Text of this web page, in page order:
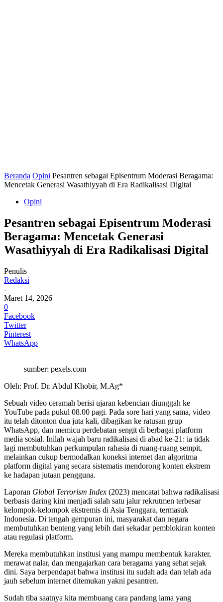
Beranda Opini Pesantren sebagai Episentrum Moderasi Beragama:
Mencetak Generasi Wasathiyyah di Era Radikalisasi Digital
Opini
Pesantren sebagai Episentrum Moderasi
Beragama: Mencetak Generasi
Wasathiyyah di Era Radikalisasi Digital
Penulis
Redaksi
-
Maret 14, 2026
0
Facebook
Twitter
Pinterest
WhatsApp
sumber: pexels.com
Oleh: Prof. Dr. Abdul Khobir, M.Ag*
Sebuah video ceramah berisi ujaran kebencian diunggah ke
YouTube pada pukul 08.00 pagi. Pada sore hari yang sama, video
itu telah ditonton dua juta kali, dibagikan ke ratusan grup
WhatsApp, dan memicu perdebatan sengit di berbagai platform
media sosial. Inilah wajah baru radikalisasi di abad ke-21: ia tidak
lagi membutuhkan perkumpulan rahasia di ruang-ruang sempit,
melainkan cukup bermodalkan koneksi internet dan algoritma
platform digital yang secara sistematis mendorong konten ekstrem
ke hadapan jutaan pengguna.
Laporan Global Terrorism Index (2023) mencatat bahwa radikalisasi
berbasis daring kini menjadi salah satu jalur rekrutmen terbesar
kelompok-kelompok ekstremis di Asia Tenggara, termasuk
Indonesia. Di tengah gempuran ini, masyarakat dan negara
membutuhkan benteng yang lebih dari sekadar pemblokiran konten
atau regulasi platform.
Mereka membutuhkan institusi yang mampu membentuk karakter,
merawat nalar, dan mengajarkan cara beragama yang sehat sejak
dini. Saya berpendapat bahwa institusi itu sudah ada dan telah ada
jauh sebelum internet ditemukan yakni pesantren.
Sudah tiba saatnya kita membuang cara pandang lama yang